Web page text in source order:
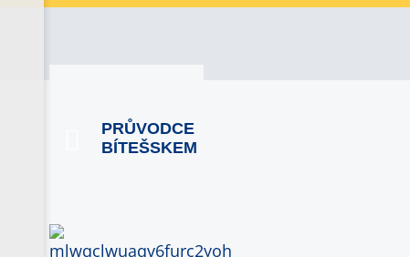
PRŮVODCE
BÍTEŠSKEM